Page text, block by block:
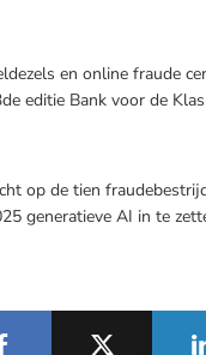
en online fraude
editie Bank voor de Klas
op de tien
generatieve AI in te